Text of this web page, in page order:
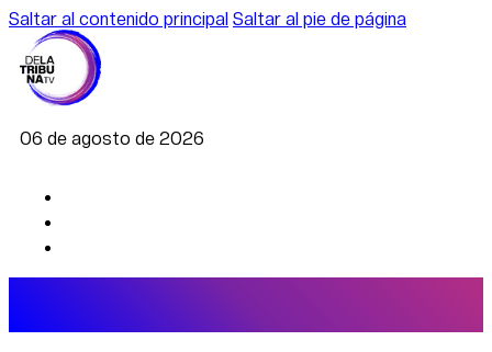
Saltar al contenido principal Saltar al pie de página
06 de agosto de 2026